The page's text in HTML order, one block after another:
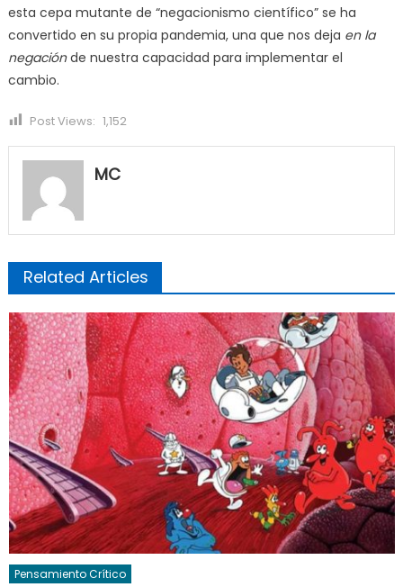
esta cepa mutante de “negacionismo científico” se ha
convertido en su propia pandemia, una que nos deja en la
negaciónde nuestra capacidad para implementar el
cambio.
Post Views: 1,152
MC
Related Articles
Pensamiento Crítico